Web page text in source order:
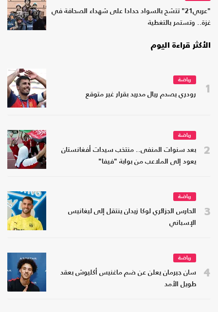
"عربي21" تتشح بالسواد حدادا على شهداء الصحافة في
غزة.. وتستمر بالتغطية
الأكثر قراءة اليوم
1
رياضة
رودري يصدم ريال مدريد بقرار غير متوقع
2
رياضة
بعد سنوات المنفى.. منتخب سيدات أفغانستان
يعود إلى الملاعب من بوابة "فيفا"
3
رياضة
الحارس الجزائري لوكا زيدان ينتقل إلى ليغانيس
الإسباني
4
رياضة
سان جيرمان يعلن عن ضم ماغنيس أكليوش بعقد
طويل الأمد